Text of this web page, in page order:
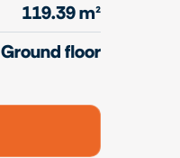
119.39 m²
Ground floor